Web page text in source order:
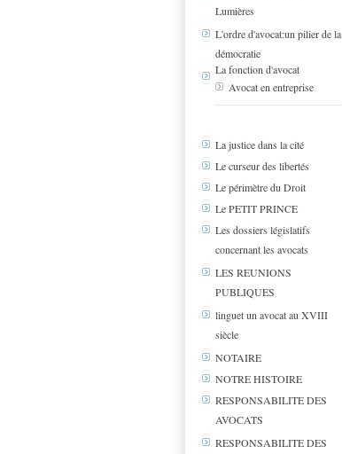
Lumières
L'ordre d'avocat:un pilier de la
démocratie
La fonction d'avocat
Avocat en entreprise
La justice dans la cité
Le curseur des libertés
Le périmètre du Droit
Le PETIT PRINCE
Les dossiers législatifs
concernant les avocats
LES REUNIONS
PUBLIQUES
linguet un avocat au XVIII
siècle
NOTAIRE
NOTRE HISTOIRE
RESPONSABILITE DES
AVOCATS
RESPONSABILITE DES